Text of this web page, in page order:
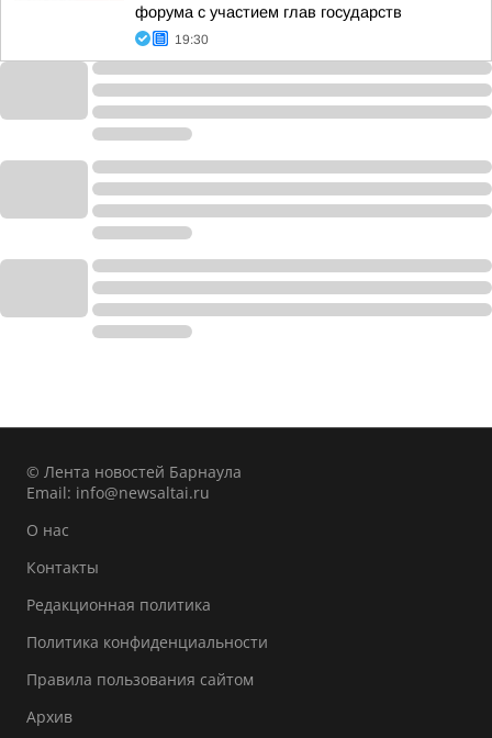
форума с участием глав государств
19:30
© Лента новостей Барнаула
Email: info@newsaltai.ru
О нас
Контакты
Редакционная политика
Политика конфиденциальности
Правила пользования сайтом
Архив